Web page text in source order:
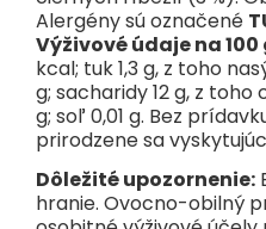
Alergény sú označené
Výživové údaje na 100
kcal; tuk 1,3 g, z toho
g; sacharidy 12 g, z toho
g; soľ 0,01 g. Bez
prirodzene sa
Dôležité upozornenie:
hranie. Ovocno-obilný